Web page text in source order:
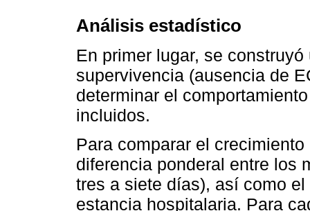
Análisis estadístico
En primer lugar, se
supervivencia (ausencia de
determinar el
incluidos.
Para comparar el
diferencia ponderal entre los
tres a siete días), así como
estancia hospitalaria. Para